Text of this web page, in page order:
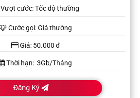
Vượt cước: Tốc độ thường
Cước gọi: Giá thường
Giá: 50.000 đ
Thời hạn: 3Gb/Tháng
Đăng Ký